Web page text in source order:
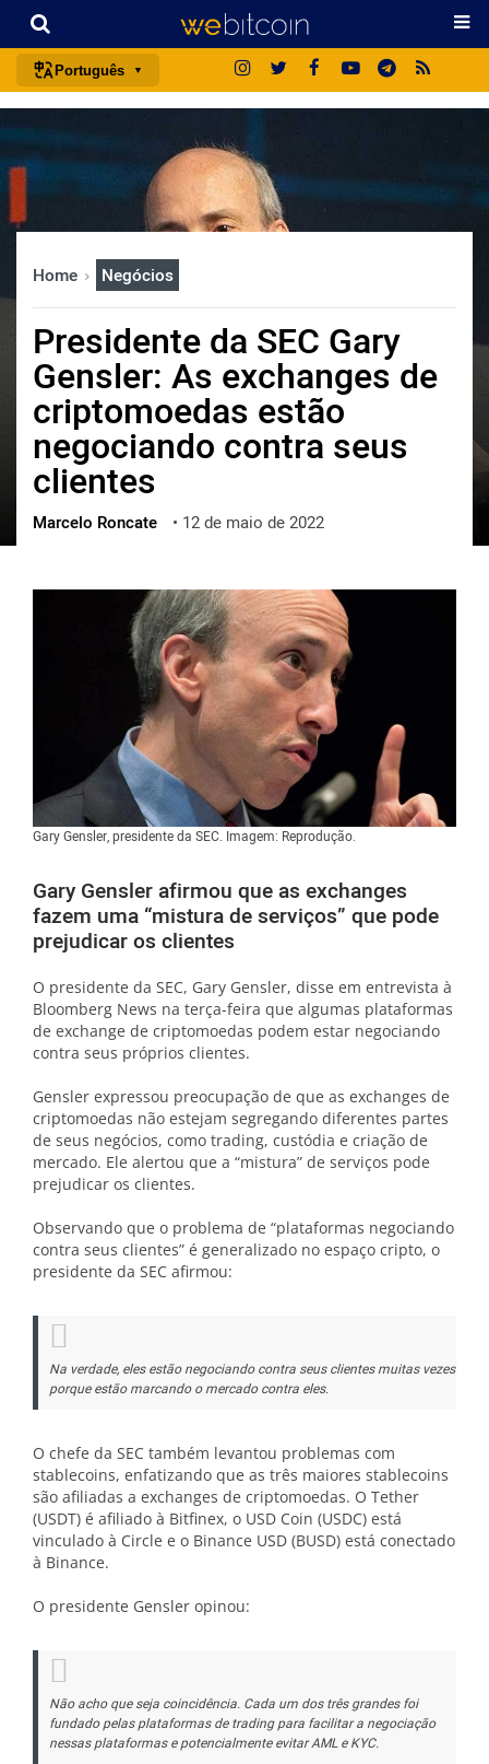
Português
deutsch
中文
русский
한국어
العربية
ไทย
ქართული
vietnamese
Home Negócios
Presidente da SEC Gary
Gensler: As exchanges de
criptomoedas estão
negociando contra seus
clientes
Marcelo Roncate • 12 de maio de 2022
Gary Gensler, presidente da SEC. Imagem: Reprodução.
Gary Gensler afirmou que as exchanges
fazem uma “mistura de serviços” que pode
prejudicar os clientes
O presidente da SEC, Gary Gensler, disse em entrevista à
Bloomberg News na terça-feira que algumas plataformas
de exchange de criptomoedas podem estar negociando
contra seus próprios clientes.
Gensler expressou preocupação de que as exchanges de
criptomoedas não estejam segregando diferentes partes
de seus negócios, como trading, custódia e criação de
mercado. Ele alertou que a “mistura” de serviços pode
prejudicar os clientes.
Observando que o problema de “plataformas negociando
contra seus clientes” é generalizado no espaço cripto, o
presidente da SEC afirmou:
Na verdade, eles estão negociando contra seus clientes muitas vezes
porque estão marcando o mercado contra eles.
O chefe da SEC também levantou problemas com
stablecoins, enfatizando que as três maiores stablecoins
são afiliadas a exchanges de criptomoedas. O Tether
(USDT) é afiliado à Bitfinex, o USD Coin (USDC) está
vinculado à Circle e o Binance USD (BUSD) está conectado
à Binance.
O presidente Gensler opinou:
Não acho que seja coincidência. Cada um dos três grandes foi
fundado pelas plataformas de trading para facilitar a negociação
nessas plataformas e potencialmente evitar AML e KYC.